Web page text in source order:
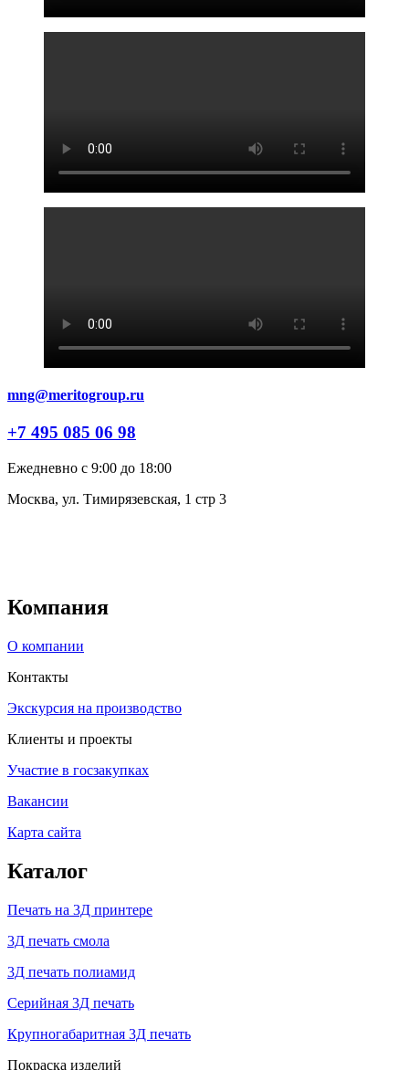
mng@meritogroup.ru
+7 495 085 06 98
Ежедневно с 9:00 до 18:00
Москва, ул. Тимирязевская, 1 стр 3
Компания
О компании
Контакты
Экскурсия на производство
Клиенты и проекты
Участие в госзакупках
Вакансии
Карта сайта
Каталог
Печать на 3Д принтере
3Д печать смола
3Д печать полиамид
Серийная 3Д печать
Крупногабаритная 3Д печать
Покраска изделий